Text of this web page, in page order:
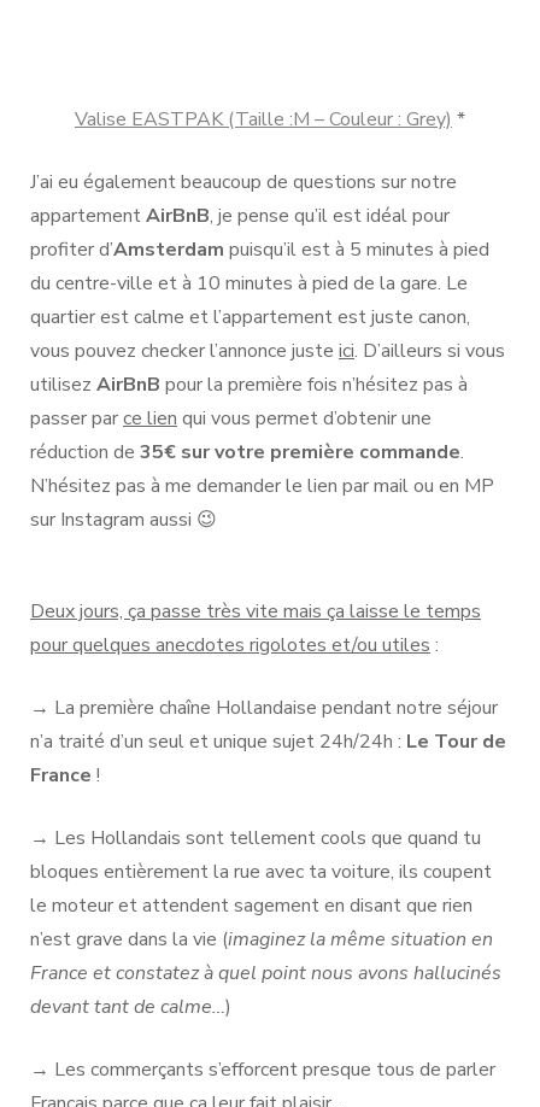
Valise EASTPAK (Taille :M – Couleur : Grey) *
J’ai eu également beaucoup de questions sur notre
appartementAirBnB, je pense qu’il est idéal pour
profiter d’Amsterdam puisqu’il est à 5 minutes à pied
du centre-ville et à 10 minutes à pied de la gare. Le
quartier est calme et l’appartement est juste canon,
vous pouvez checker l’annonce juste ici. D’ailleurs si vous
utilisez AirBnB pour la première fois n’hésitez pas à
passer parce lien qui vous permet d’obtenir une
réduction de 35€ sur votre première commande.
N’hésitez pas à me demander le lien par mail ou en MP
sur Instagram aussi 😉
Deux jours, ça passe très vite mais ça laisse le temps
pour quelques anecdotes rigolotes et/ou utiles :
→ La première chaîne Hollandaise pendant notre séjour
n’a traité d’un seul et unique sujet 24h/24h : Le Tour de
France !
→ Les Hollandais sont tellement cools que quand tu
bloques entièrement la rue avec ta voiture, ils coupent
le moteur et attendent sagement en disant que rien
n’est grave dans la vie (imaginez la même situation en
France et constatez à quel point nous avons hallucinés
devant tant de calme…)
→ Les commerçants s’efforcent presque tous de parler